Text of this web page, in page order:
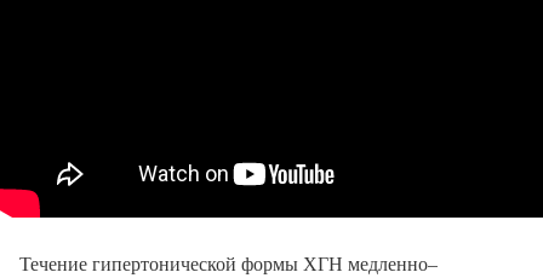
Течение гипертонической формы ХГН медленно–